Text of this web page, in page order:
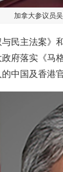
加拿大参议员
民主法案》
府落实《马
中国及香港